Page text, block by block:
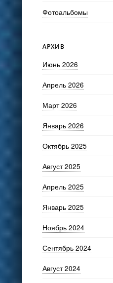
Фотоальбомы
АРХИВ
Июнь 2026
Апрель 2026
Март 2026
Январь 2026
Октябрь 2025
Август 2025
Апрель 2025
Январь 2025
Ноябрь 2024
Сентябрь 2024
Август 2024